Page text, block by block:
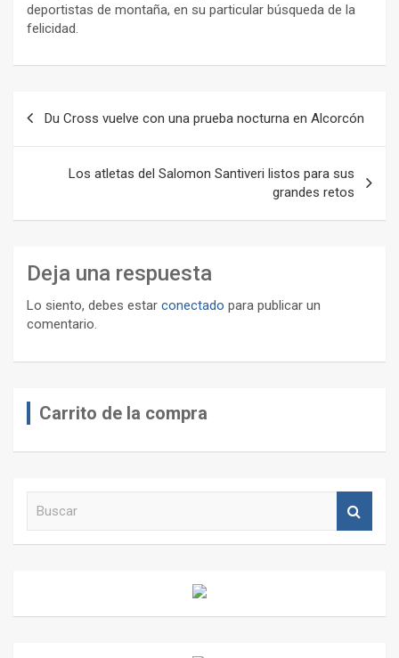
deportistas de montaña, en su particular búsqueda de la
felicidad.
Du Cross vuelve con una prueba nocturna en Alcorcón
Los atletas del Salomon Santiveri listos para sus
grandes retos
Deja una respuesta
Lo siento, debes estar conectado para publicar un
comentario.
Carrito de la compra